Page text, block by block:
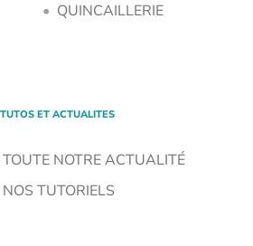
QUINCAILLERIE
TUTOS ET ACTUALITES
TOUTE NOTRE ACTUALITÉ
NOS TUTORIELS